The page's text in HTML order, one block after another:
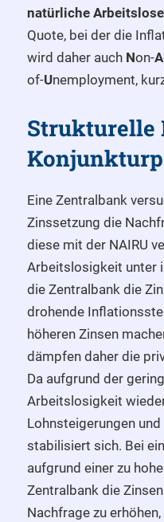
natürliche
Quote, bei der die
wird daher auch Non-A
of-Unemployment,
Strukturelle
Eine Zentralbank
Zinssetzung die
diese mit der NAIRU
Arbeitslosigkeit unter
die Zentralbank die
drohende
höheren Zinsen
dämpfen daher die
Da aufgrund der
Arbeitslosigkeit
Lohnsteigerungen
stabilisiert sich. Bei
aufgrund einer zu
Zentralbank die
Nachfrage zu